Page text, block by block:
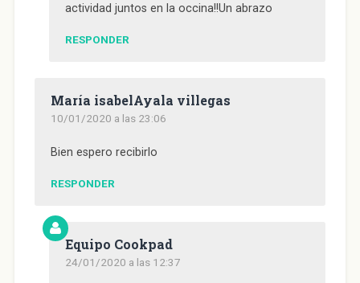
actividad juntos en la occina!!Un abrazo
RESPONDER
María isabelAyala villegas
10/01/2020 a las 23:06
Bien espero recibirlo
RESPONDER
Equipo Cookpad
24/01/2020 a las 12:37